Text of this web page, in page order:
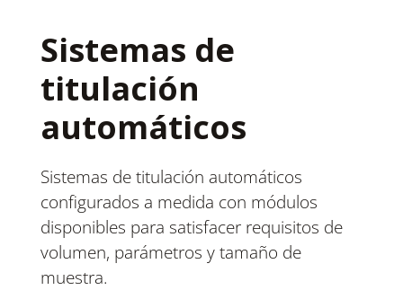
Sistemas de
titulación
automáticos
Sistemas de titulación automáticos
configurados a medida con módulos
disponibles para satisfacer requisitos de
volumen, parámetros y tamaño de
muestra.